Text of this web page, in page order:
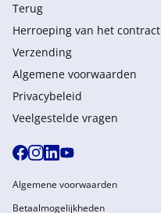
Terug
Herroeping van het contract
Verzending
Algemene voorwaarden
Privacybeleid
Veelgestelde vragen
Algemene voorwaarden
Betaalmogelijkheden